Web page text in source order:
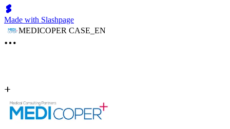
Made with Slashpage
MEDICOPER CASE_EN